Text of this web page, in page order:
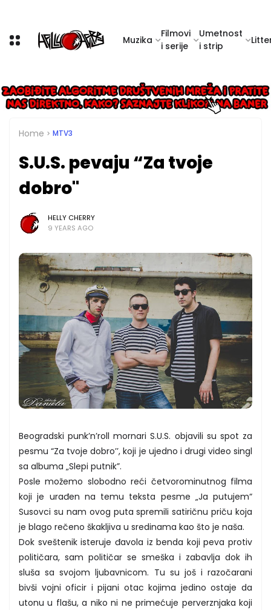
Muzika
Filmovi
i serije
Umetnost
i strip
Home MTV3
S.U.S. pevaju “Za tvoje
dobro"
HELLY CHERRY
9 YEARS AGO
Beogradski punk’n’roll mornari S.U.S. objavili su spot za
pesmu “Za tvoje dobro’’, koji je ujedno i drugi video singl
sa albuma „Slepi putnik”.
Posle možemo slobodno reći četvorominutnog filma
koji je urađen na temu teksta pesme „Ja putujem“
Susovci su nam ovog puta spremili satiričnu priču koja
je blago rečeno škakljiva u sredinama kao što je naša.
Dok sveštenik isteruje đavola iz benda koji peva protiv
političara, sam političar se smeška i zabavlja dok ih
sluša sa svojom ljubavnicom. Tu su još i razočarani
bivši vojni oficir i pijani otac kojima jedino ostaje da
utonu u flašu, a niko ni ne primećuje perverznjaka koji